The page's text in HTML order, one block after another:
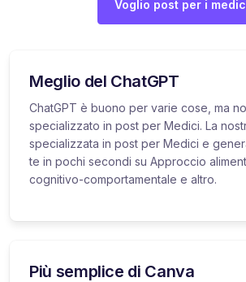
Voglio post per i
Meglio del ChatGPT
ChatGPT è buono per varie cose, ma
specializzato in post per Medici. La
specializzata in post per Medici e
te in pochi secondi su Approccio
cognitivo-comportamentale e altro.
Più semplice di Canva